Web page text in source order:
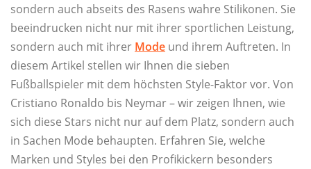
sondern auch abseits des Rasens wahre Stilikonen. Sie
beeindrucken nicht nur mit ihrer sportlichen Leistung,
sondern auch mit ihrer Mode und ihrem Auftreten. In
diesem Artikel stellen wir Ihnen die sieben
Fußballspieler mit dem höchsten Style-Faktor vor. Von
Cristiano Ronaldo bis Neymar – wir zeigen Ihnen, wie
sich diese Stars nicht nur auf dem Platz, sondern auch
in Sachen Mode behaupten. Erfahren Sie, welche
Marken und Styles bei den Profikickern besonders